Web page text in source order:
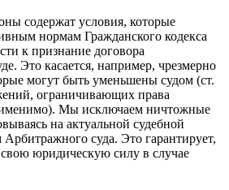
содержат условия, которые
нормам Гражданского кодекса
к признание договора
Это касается, например, чрезмерно
могут быть уменьшены судом (ст.
ограничивающих права
Мы исключаем ничтожные
на актуальной судебной
суда. Это гарантирует,
свою юридическую силу в случае